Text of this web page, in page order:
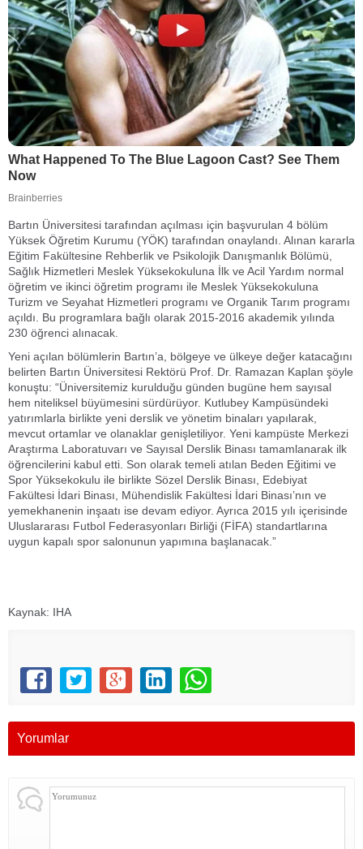
Bartın Üniversitesi tarafından açılması için başvurulan 4 bölüm
Yüksek Öğretim Kurumu (YÖK) tarafından onaylandı. Alınan kararla
Eğitim Fakültesine Rehberlik ve Psikolojik Danışmanlık Bölümü,
Sağlık Hizmetleri Meslek Yüksekokuluna İlk ve Acil Yardım normal
öğretim ve ikinci öğretim programı ile Meslek Yüksekokuluna
Turizm ve Seyahat Hizmetleri programı ve Organik Tarım programı
açıldı. Bu programlara bağlı olarak 2015-2016 akademik yılında
230 öğrenci alınacak.
Yeni açılan bölümlerin Bartın’a, bölgeye ve ülkeye değer katacağını
belirten Bartın Üniversitesi Rektörü Prof. Dr. Ramazan Kaplan şöyle
konuştu: “Üniversitemiz kurulduğu günden bugüne hem sayısal
hem niteliksel büyümesini sürdürüyor. Kutlubey Kampüsündeki
yatırımlarla birlikte yeni derslik ve yönetim binaları yapılarak,
mevcut ortamlar ve olanaklar genişletiliyor. Yeni kampüste Merkezi
Araştırma Laboratuvarı ve Sayısal Derslik Binası tamamlanarak ilk
öğrencilerini kabul etti. Son olarak temeli atılan Beden Eğitimi ve
Spor Yüksekokulu ile birlikte Sözel Derslik Binası, Edebiyat
Fakültesi İdari Binası, Mühendislik Fakültesi İdari Binası’nın ve
yemekhanenin inşaatı ise devam ediyor. Ayrıca 2015 yılı içerisinde
Uluslararası Futbol Federasyonları Birliği (FİFA) standartlarına
uygun kapalı spor salonunun yapımına başlanacak.”
Kaynak: IHA
Yorumlar